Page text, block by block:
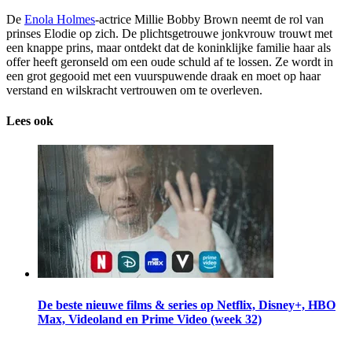
De Enola Holmes-actrice Millie Bobby Brown neemt de rol van
prinses Elodie op zich. De plichtsgetrouwe jonkvrouw trouwt met
een knappe prins, maar ontdekt dat de koninklijke familie haar als
offer heeft geronseld om een oude schuld af te lossen. Ze wordt in
een grot gegooid met een vuurspuwende draak en moet op haar
verstand en wilskracht vertrouwen om te overleven.
Lees ook
De beste nieuwe films & series op Netflix, Disney+, HBO
Max, Videoland en Prime Video (week 32)